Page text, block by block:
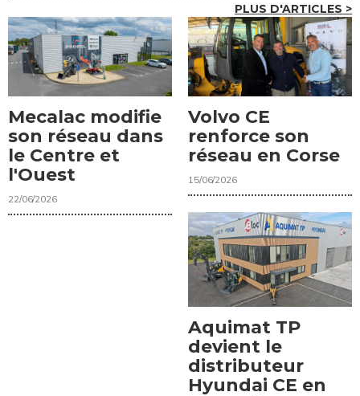
PLUS D'ARTICLES >
Mecalac modifie
son réseau dans
le Centre et
l'Ouest
22/06/2026
Volvo CE
renforce son
réseau en Corse
15/06/2026
Aquimat TP
devient le
distributeur
Hyundai CE en